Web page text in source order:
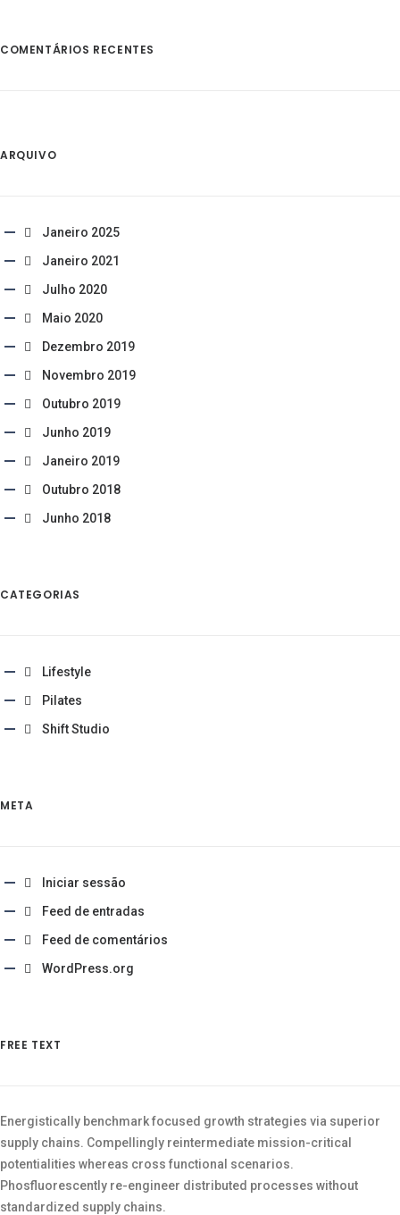
COMENTÁRIOS RECENTES
ARQUIVO
Janeiro 2025
Janeiro 2021
Julho 2020
Maio 2020
Dezembro 2019
Novembro 2019
Outubro 2019
Junho 2019
Janeiro 2019
Outubro 2018
Junho 2018
CATEGORIAS
Lifestyle
Pilates
Shift Studio
META
Iniciar sessão
Feed de entradas
Feed de comentários
WordPress.org
FREE TEXT
Energistically benchmark focused growth strategies via superior
supply chains. Compellingly reintermediate mission-critical
potentialities whereas cross functional scenarios.
Phosfluorescently re-engineer distributed processes without
standardized supply chains.